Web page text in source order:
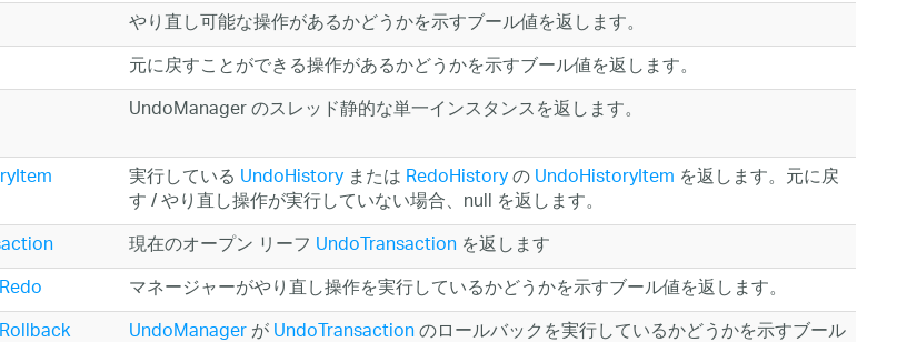
やり直し可能な操作があるかどうかを示すブール値を返します。
元に戻すことができる操作があるかどうかを示すブール値を返します。
UndoManager のスレッド静的な単一インスタンスを返します。
実行している UndoHistoryまたはRedoHistoryのUndoHistoryItem を返します。元に戻
す / やり直し操作が実行していない場合、null を返します。
現在のオープン リーフ UndoTransactionを返します
マネージャーがやり直し操作を実行しているかどうかを示すブール値を返します。
UndoManagerがUndoTransactionのロールバックを実行しているかどうかを示すブール